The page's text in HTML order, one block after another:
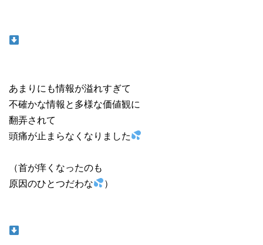
あまりにも情報が溢れすぎて
不確かな情報と多様な価値観に
翻弄されて
頭痛が止まらなくなりました
（首が痒くなったのも
原因のひとつだわな
）